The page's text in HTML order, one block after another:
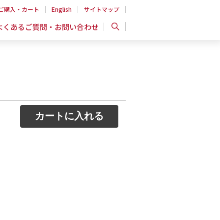
購入・カート English サイトマップ
くあるご質問・お問い合わせ